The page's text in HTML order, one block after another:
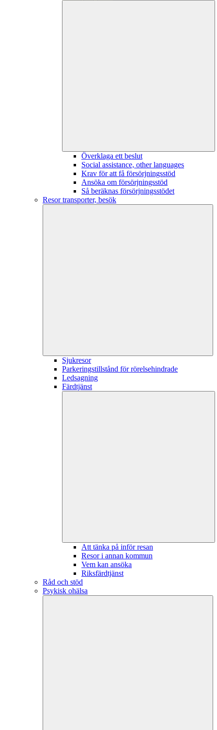
Överklaga ett beslut
Social assistance, other languages
Krav för att få försörjningsstöd
Ansöka om försörjningsstöd
Så beräknas försörjningsstödet
Resor transporter, besök
Sjukresor
Parkeringstillstånd för rörelsehindrade
Ledsagning
Färdtjänst
Att tänka på inför resan
Resor i annan kommun
Vem kan ansöka
Riksfärdtjänst
Råd och stöd
Psykisk ohälsa